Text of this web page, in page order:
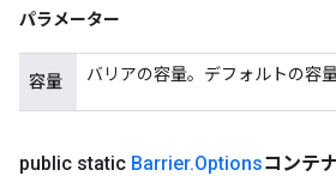
パラメーター
容量 バリアの容量。デフォルトの容
public static Barrier.Optionsコンテ